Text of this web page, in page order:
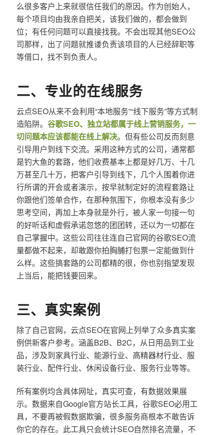
么很多客户上来就很信任我们的原因。作为创始人，
每个项目均由我亲自把关，该我们做的，都会做到
位；有任何问题可以直接找我。不会出现其他SEO公
司那样，出了问题就推诿负责该项目的人已经辞职等
等借口，找不到负责人。
二、专业的在线服务
云点SEO从来不会利用“本地服务”“线下服务”等方式制
造陷阱。 谷歌SEO、独立站都属于线上营销服务，一
切问题本应该都能在线上解决。但有些公司反而刻意
引导用户到线下交流。采用这种方式的公司，通常都
是钓大鱼的套路，他们收费基本上都是好几万、十几
万甚至几十万，把客户引导到线下，几个人围着你进
行所谓的开会或者演示，按早就制定好的流程套路让
你跟他们签单合作，在那种氛围下，你根本没有多少
思考空间，再加上本身就是外行，被人家一句接一句
的好听话和虚假承诺忽悠的团团转，还以为一切都在
自己掌握中。这些公司往往连自己官网的谷歌SEO流
量都做不起来，却敢跟你拍胸脯打包票一定能做到什
么样。这些搞套路的公司都精的很，你也别指望发现
上当后，能把钱要回来。
三、真实案例
除了自己官网，云点SEO在官网上列举了众多真实案
例供新客户参考。涵盖B2B、B2C，从日用品到工业
品，涉及到家具行业、能源行业、高精器材行业、服
装行业、配件行业、休闲设备行业、服务行业等等。
所有案例均含具体网址，真实可查，有数据效果展
示。数据来自Google官方站长工具，谷歌SEO必用工
具，不要再被假数据欺骗，很多服务商根本不敢告诉
你它的存在。此工具只会统计SEO自然排名流量，不